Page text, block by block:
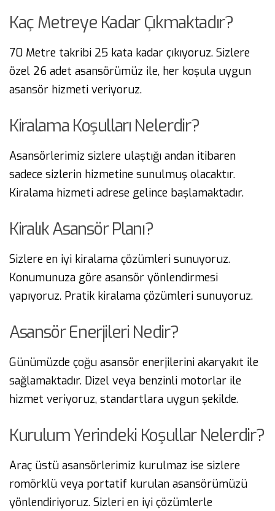
Kaç Metreye Kadar Çıkmaktadır?
70 Metre takribi 25 kata kadar çıkıyoruz. Sizlere
özel 26 adet asansörümüz ile, her koşula uygun
asansör hizmeti veriyoruz.
Kiralama Koşulları Nelerdir?
Asansörlerimiz sizlere ulaştığı andan itibaren
sadece sizlerin hizmetine sunulmuş olacaktır.
Kiralama hizmeti adrese gelince başlamaktadır.
Kiralık Asansör Planı?
Sizlere en iyi kiralama çözümleri sunuyoruz.
Konumunuza göre asansör yönlendirmesi
yapıyoruz. Pratik kiralama çözümleri sunuyoruz.
Asansör Enerjileri Nedir?
Günümüzde çoğu asansör enerjilerini akaryakıt ile
sağlamaktadır. Dizel veya benzinli motorlar ile
hizmet veriyoruz, standartlara uygun şekilde.
Kurulum Yerindeki Koşullar Nelerdir?
Araç üstü asansörlerimiz kurulmaz ise sizlere
romörklü veya portatif kurulan asansörümüzü
yönlendiriyoruz. Sizleri en iyi çözümlerle